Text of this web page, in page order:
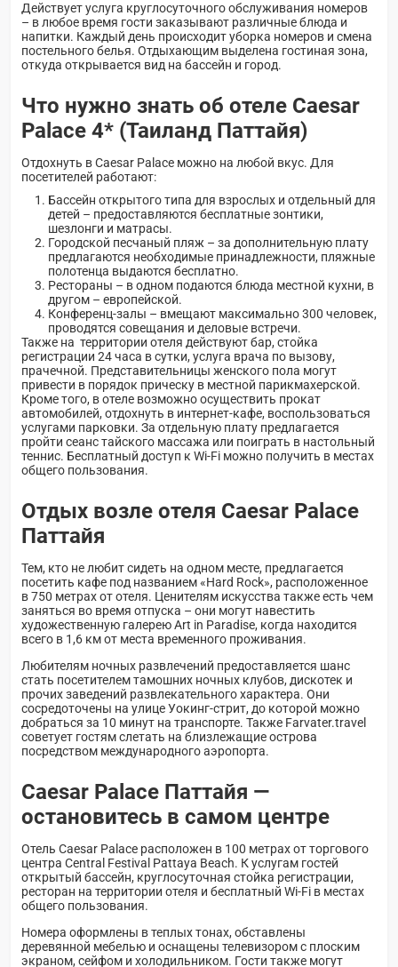
Действует услуга круглосуточного обслуживания номеров
– в любое время гости заказывают различные блюда и
напитки. Каждый день происходит уборка номеров и смена
постельного белья. Отдыхающим выделена гостиная зона,
откуда открывается вид на бассейн и город.
Что нужно знать об отеле Caesar
Palace 4* (Таиланд Паттайя)
Отдохнуть в Caesar Palace можно на любой вкус. Для
посетителей работают:
Бассейн открытого типа для взрослых и отдельный для
детей – предоставляются бесплатные зонтики,
шезлонги и матрасы.
Городской песчаный пляж – за дополнительную плату
предлагаются необходимые принадлежности, пляжные
полотенца выдаются бесплатно.
Рестораны – в одном подаются блюда местной кухни, в
другом – европейской.
Конференц-залы – вмещают максимально 300 человек,
проводятся совещания и деловые встречи.
Также на территории отеля действуют бар, стойка
регистрации 24 часа в сутки, услуга врача по вызову,
прачечной. Представительницы женского пола могут
привести в порядок прическу в местной парикмахерской.
Кроме того, в отеле возможно осуществить прокат
автомобилей, отдохнуть в интернет-кафе, воспользоваться
услугами парковки. За отдельную плату предлагается
пройти сеанс тайского массажа или поиграть в настольный
теннис. Бесплатный доступ к Wi-Fi можно получить в местах
общего пользования.
Отдых возле отеля Caesar Palace
Паттайя
Тем, кто не любит сидеть на одном месте, предлагается
посетить кафе под названием «Hard Rock», расположенное
в 750 метрах от отеля. Ценителям искусства также есть чем
заняться во время отпуска – они могут навестить
художественную галерею Art in Paradise, когда находится
всего в 1,6 км от места временного проживания.
Любителям ночных развлечений предоставляется шанс
стать посетителем тамошних ночных клубов, дискотек и
прочих заведений развлекательного характера. Они
сосредоточены на улице Уокинг-стрит, до которой можно
добраться за 10 минут на транспорте. Также Farvater.travel
советует гостям слетать на близлежащие острова
посредством международного аэропорта.
Caesar Palace Паттайя —
остановитесь в самом центре
Отель Caesar Palace расположен в 100 метрах от торгового
центра Central Festival Pattaya Beach. К услугам гостей
открытый бассейн, круглосуточная стойка регистрации,
ресторан на территории отеля и бесплатный Wi-Fi в местах
общего пользования.
Номера оформлены в теплых тонах, обставлены
деревянной мебелью и оснащены телевизором с плоским
экраном, сейфом и холодильником. Гости также могут